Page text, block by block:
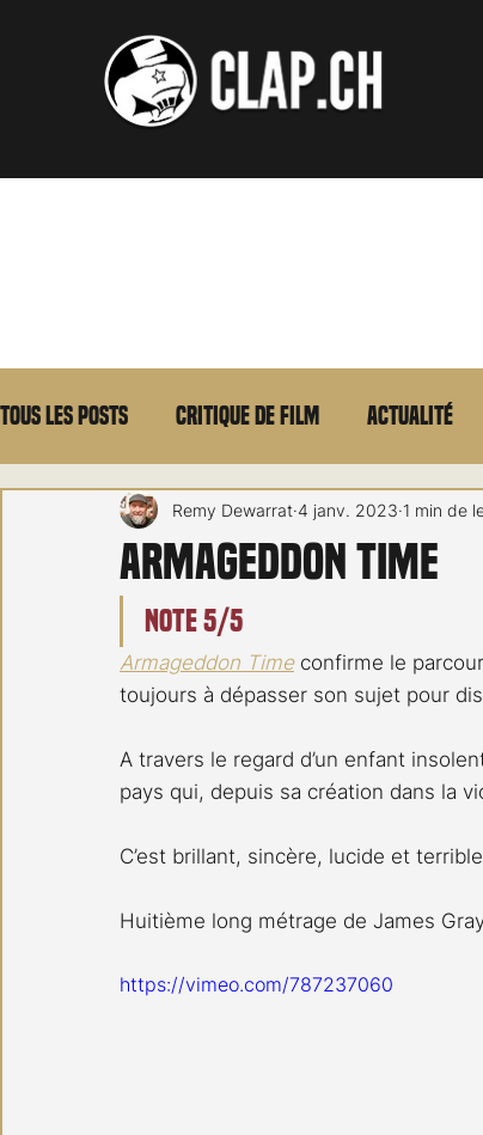
Tous les posts Critique de film Actualité
Max Borg Laurent Scherlen Memento
Carnet noir Open Air
Armageddon Time
Remy Dewarrat 4 janv. 2023 1 min de
Note 5/5
Armageddon Time confirme le
toujours à dépasser son sujet pour
A travers le regard d’un enfant
pays qui, depuis sa création dans la
C’est brillant, sincère, lucide et
Huitième long métrage de James
https://vimeo.com/787237060